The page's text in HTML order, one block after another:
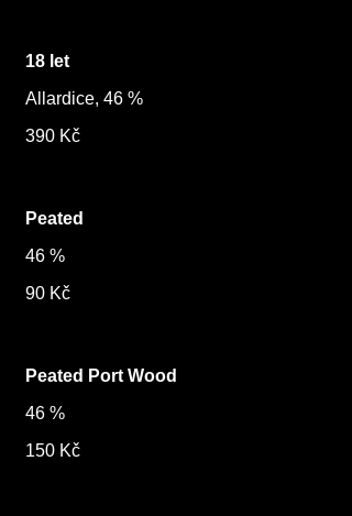
18 let
Allardice, 46 %
390 Kč
Peated
46 %
90 Kč
Peated Port Wood
46 %
150 Kč